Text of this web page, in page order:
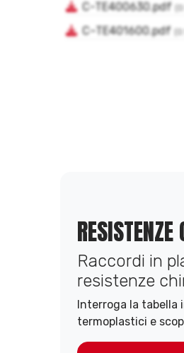
Raccordi in
resistenze
Interroga la tabella
termoplastici e